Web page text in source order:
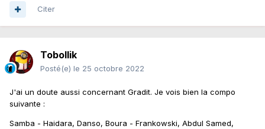
Citer
Tobollik
Posté(e) le 25 octobre 2022
J'ai un doute aussi concernant Gradit. Je vois bien la compo
suivante :
Samba - Haidara, Danso, Boura - Frankowski, Abdul Samed,